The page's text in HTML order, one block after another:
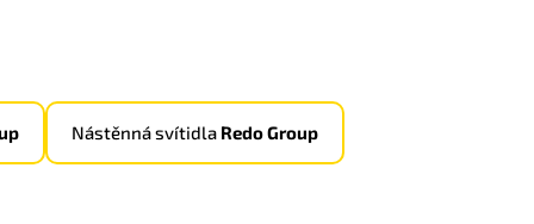
Nástěnná svítidla Redo Group